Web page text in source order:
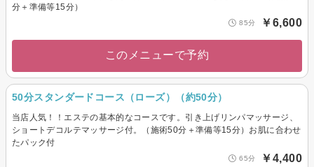
分＋準備等15分）
85分 ￥6,600
このメニューで予約
50分スタンダードコース（ローズ）（約50分）
当店人気！！エステの基本的なコースです。引き上げリンパマッサージ、
ショートデコルテマッサージ付。（施術50分＋準備等15分）お肌に合わせ
たパック付
65分 ￥4,400